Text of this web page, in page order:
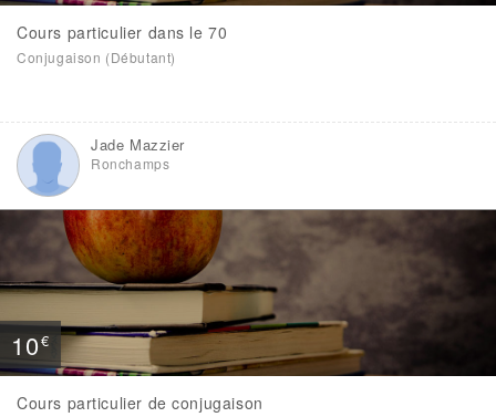
Cours particulier dans le 70
Conjugaison (Débutant)
Jade Mazzier
Ronchamps
10€
Cours particulier de conjugaison